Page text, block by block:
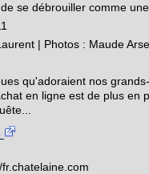
se débrouiller comme une
| Photos : Maude
qu'adoraient nos
en ligne est de plus en
fr.chatelaine.com